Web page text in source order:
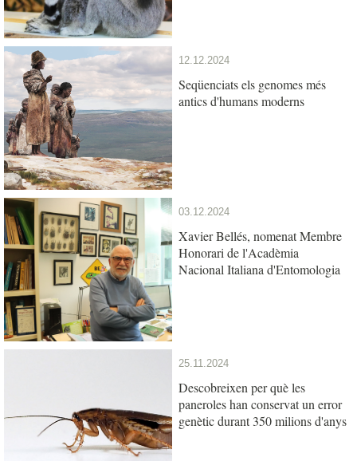
12.12.2024
Seqüenciats els genomes més
antics d'humans moderns
03.12.2024
Xavier Bellés, nomenat Membre
Honorari de l'Acadèmia
Nacional Italiana d'Entomologia
25.11.2024
Descobreixen per què les
paneroles han conservat un error
genètic durant 350 milions d'anys